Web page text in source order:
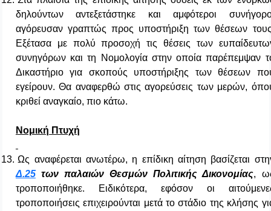
δηλούντων αντεξετάστηκε και αμφότεροι
αγόρευσαν γραπτώς προς υποστήριξη των θέσεων
Εξέτασα με πολύ προσοχή τις θέσεις των
συνηγόρων και τη Νομολογία στην οποία παρέπεμψαν
Δικαστήριο για σκοπούς υποστήριξης των θέσεων
εγείρουν. Θα αναφερθώ στις αγορεύσεις των μερών,
κριθεί αναγκαίο, πιο κάτω.
Νομική Πτυχή
13. Ως αναφέρεται ανωτέρω, η επίδικη αίτηση βασίζεται
Δ.25των παλαιών Θεσμών Πολιτικής Δικονομίας,
τροποποιήθηκε. Ειδικότερα, εφόσον οι
τροποποιήσεις επιχειρούνται μετά το στάδιο της κλήσης